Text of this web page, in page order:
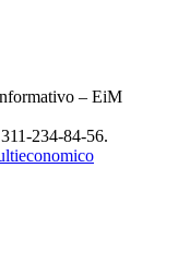
– EiM
234-84-56.